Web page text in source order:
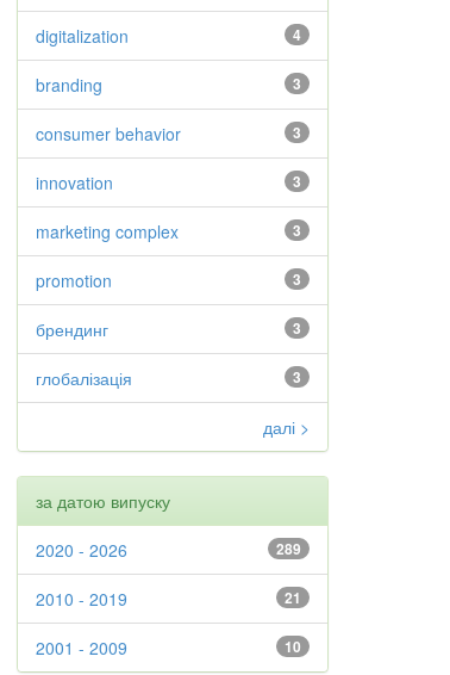
4
digitalization
3
branding
3
consumer behavior
3
innovation
3
marketing complex
3
promotion
3
брендинг
3
глобалізація
далі >
за датою випуску
289
2020 - 2026
21
2010 - 2019
10
2001 - 2009